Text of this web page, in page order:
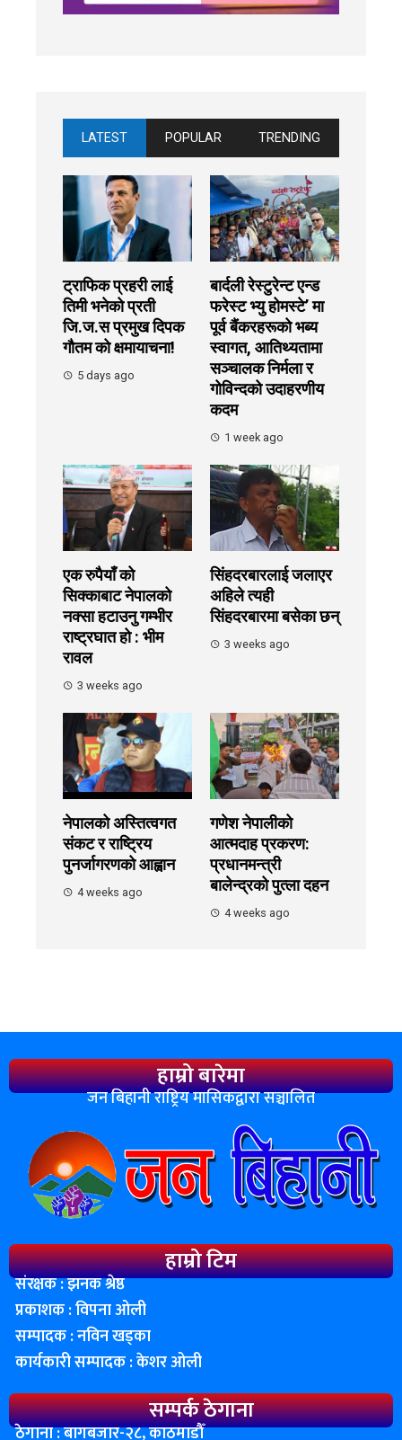
LATEST POPULAR TRENDING
ट्राफिक प्रहरी लाई
तिमी भनेको प्रती
जि.ज.स प्रमुख दिपक
गौतम को क्षमायाचना!
5 days ago
बार्दली रेस्टुरेन्ट एन्ड
फरेस्ट भ्यु होमस्टे’ मा
पूर्व बैंकरहरूको भब्य
स्वागत, आतिथ्यतामा
सञ्चालक निर्मला र
गोविन्दको उदाहरणीय
कदम
1 week ago
एक रुपैयाँ को
सिक्काबाट नेपालको
नक्सा हटाउनु गम्भीर
राष्ट्रघात हो : भीम
रावल
3 weeks ago
सिंहदरबारलाई जलाएर
अहिले त्यही
सिंहदरबारमा बसेका छन्
3 weeks ago
नेपालको अस्तित्वगत
संकट र राष्ट्रिय
पुनर्जागरणको आह्वान
4 weeks ago
गणेश नेपालीको
आत्मदाह प्रकरण:
प्रधानमन्त्री
बालेन्द्रको पुत्ला दहन
4 weeks ago
हाम्रो बारेमा
जन बिहानी राष्ट्रिय मासिकद्वारा सञ्चालित
हाम्रो टिम
संरक्षक : झनक श्रेष्ठ
प्रकाशक : विपना ओली
सम्पादक : नविन खड्का
कार्यकारी सम्पादक : केशर ओली
सम्पर्क ठेगाना
ठेगाना : बागबजार-२८, काठमाडाैँ